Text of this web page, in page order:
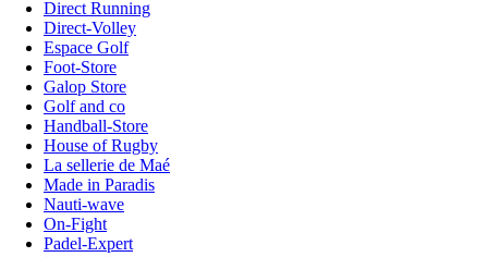
Direct Running
Direct-Volley
Espace Golf
Foot-Store
Galop Store
Golf and co
Handball-Store
House of Rugby
La sellerie de Maé
Made in Paradis
Nauti-wave
On-Fight
Padel-Expert